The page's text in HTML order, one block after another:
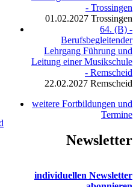
- Trossingen
01.02.2027 Trossingen
64. (B) -
Berufsbegleitender
Lehrgang Führung und
Leitung einer Musikschule
- Remscheid
22.02.2027 Remscheid
weitere Fortbildungen und
Termine
Newsletter
individuellen Newsletter